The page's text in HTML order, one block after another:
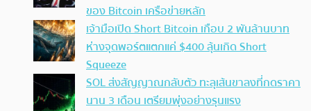
ของ Bitcoin เครือข่ายหลัก
เจ้ามือเปิด Short Bitcoin เกือบ 2 พันล้านบาท
ห่างจุดพอร์ตแตกแค่ $400 ลุ้นเกิด Short
Squeeze
SOL ส่งสัญญาณกลับตัว ทะลุเส้นขาลงที่กดราคา
นาน 3 เดือน เตรียมพุ่งอย่างรุนแรง